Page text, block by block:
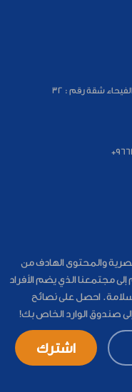
مبنى رقم 4734 , شارع عبدالله سليمان – الفيحاء شقة رقم : 32
والمحتوى الهادف من
إلى مجتمعنا الذي يضم الأفراد
احصل على نصائح
صندوق الوارد الخاص بك!
اشترك